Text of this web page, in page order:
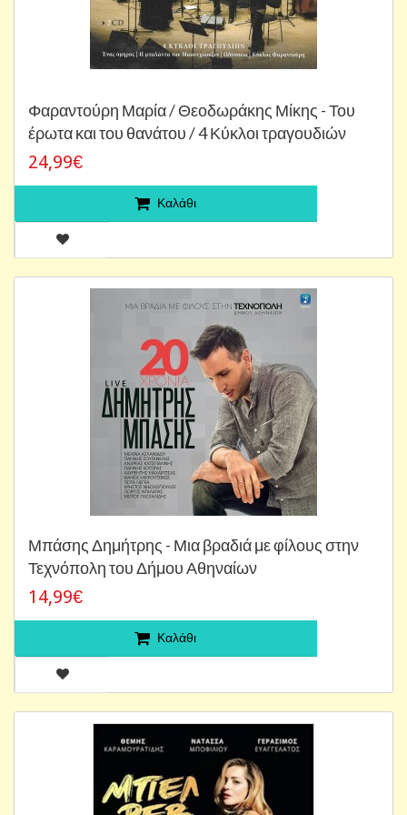
Φαραντούρη Μαρία / Θεοδωράκης Μίκης - Του
έρωτα και του θανάτου / 4 Κύκλοι τραγουδιών
24,99€
Καλάθι
Μπάσης Δημήτρης - Μια βραδιά με φίλους στην
Τεχνόπολη του Δήμου Αθηναίων
14,99€
Καλάθι